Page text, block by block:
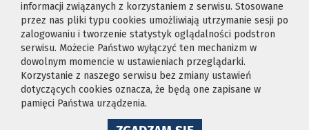
informacji związanych z korzystaniem z serwisu. Stosowane
przez nas pliki typu cookies umożliwiają utrzymanie sesji po
zalogowaniu i tworzenie statystyk oglądalności podstron
serwisu. Możecie Państwo wyłączyć ten mechanizm w
dowolnym momencie w ustawieniach przeglądarki.
Korzystanie z naszego serwisu bez zmiany ustawień
dotyczących cookies oznacza, że będą one zapisane w
pamięci Państwa urządzenia.